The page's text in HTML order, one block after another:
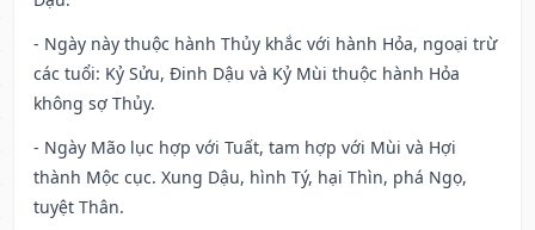
- Ngày này thuộc hành Thủy khắc với hành Hỏa, ngoại trừ
các tuổi: Kỷ Sửu, Đinh Dậu và Kỷ Mùi thuộc hành Hỏa
không sợ Thủy.
- Ngày Mão lục hợp với Tuất, tam hợp với Mùi và Hợi
thành Mộc cục. Xung Dậu, hình Tý, hại Thìn, phá Ngọ,
tuyệt Thân.